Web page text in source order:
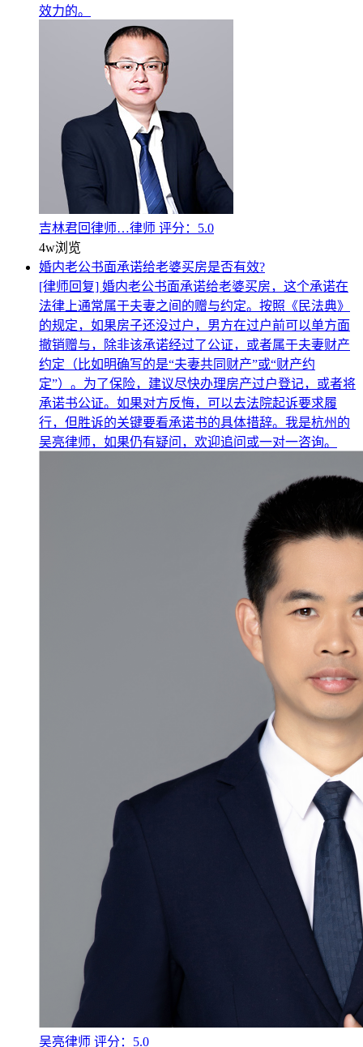
效力的。
吉林君回律师…律师 评分：5.0
4w浏览
婚内老公书面承诺给老婆买房是否有效?
[律师回复] 婚内老公书面承诺给老婆买房，这个承诺在
法律上通常属于夫妻之间的赠与约定。按照《民法典》
的规定，如果房子还没过户，男方在过户前可以单方面
撤销赠与，除非该承诺经过了公证，或者属于夫妻财产
约定（比如明确写的是“夫妻共同财产”或“财产约
定”）。为了保险，建议尽快办理房产过户登记，或者将
承诺书公证。如果对方反悔，可以去法院起诉要求履
行，但胜诉的关键要看承诺书的具体措辞。我是杭州的
吴亮律师，如果仍有疑问，欢迎追问或一对一咨询。
吴亮律师 评分：5.0